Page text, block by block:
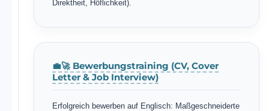
Direktheit, Höflichkeit).
💼🚀 Bewerbungstraining (CV, Cover
Letter & Job Interview)
Erfolgreich bewerben auf Englisch: Maßgeschneiderte